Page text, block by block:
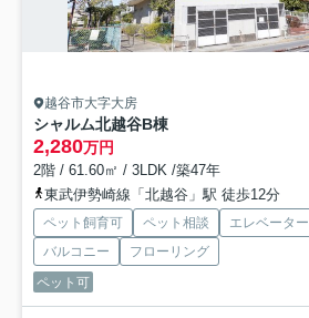
越谷市大字大房
シャルム北越谷B棟
2,280万円
2階 / 61.60㎡ / 3LDK /築47年
東武伊勢崎線「北越谷」駅 徒歩12分
ペット飼育可 ペット相談 エレベーター
バルコニー
フローリング
ペット可